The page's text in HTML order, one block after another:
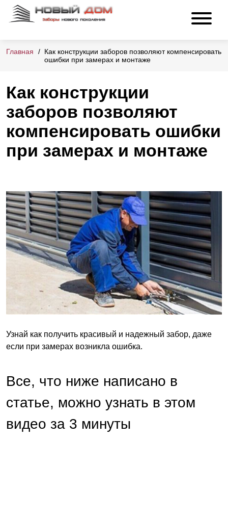
Главная
Как конструкции заборов позволяют компенсировать
ошибки при замерах и монтаже
Как конструкции
заборов позволяют
компенсировать ошибки
при замерах и монтаже
Узнай как получить красивый и надежный забор, даже
если при замерах возникла ошибка.
Все, что ниже написано в
статье, можно узнать в этом
видео за 3 минуты